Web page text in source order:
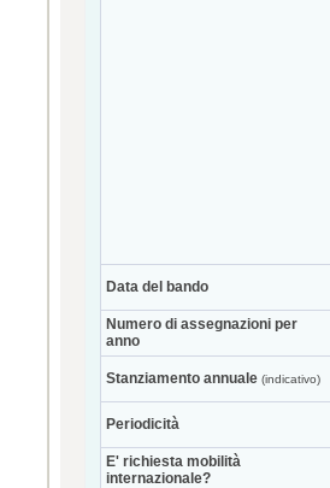
Data del bando
Numero di assegnazioni per
anno
Stanziamento annuale (indicativo)
Periodicità
E' richiesta mobilità
internazionale?